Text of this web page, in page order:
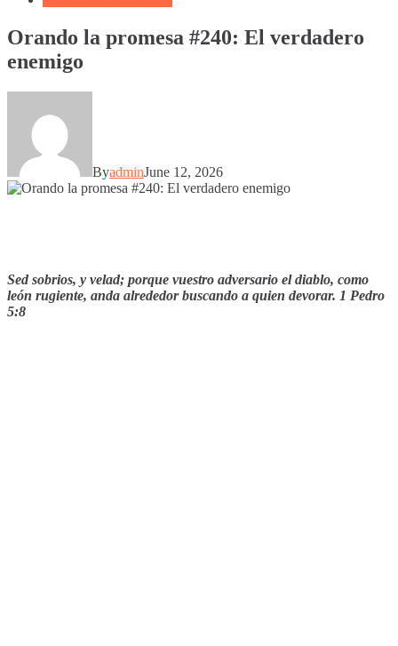
Orando la promesa #240: El verdadero
enemigo
ByadminJune 12, 2026
Sed sobrios, y velad; porque vuestro adversario el diablo, como
león rugiente, anda alrededor buscando a quien devorar. 1 Pedro
5:8